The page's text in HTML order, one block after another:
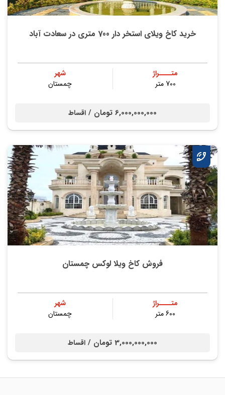
خرید کاخ ویلای استخر دار 700 متری در سعادت آباد
متــــراژ
700 متر
شهر
چمستان
6,000,000,000 تومان / اقساط
فروش کاخ ویلا لوکس چمستان
متــــراژ
600 متر
شهر
چمستان
3,000,000,000 تومان / اقساط